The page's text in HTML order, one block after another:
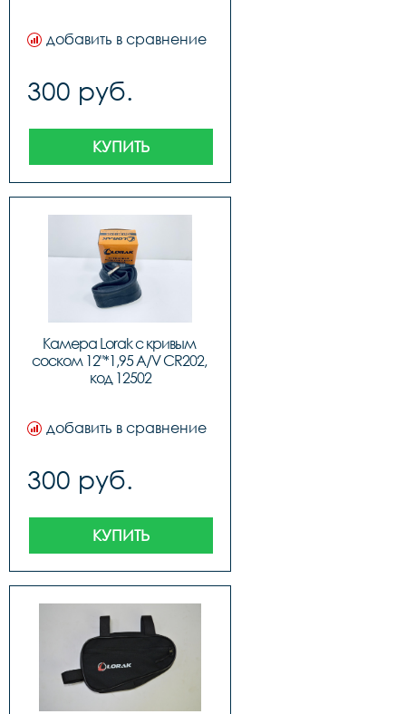
добавить в сравнение
300 руб.
КУПИТЬ
Камера Lorak с кривым
соском 12"*1,95 A/V CR202,
код 12502
добавить в сравнение
300 руб.
КУПИТЬ